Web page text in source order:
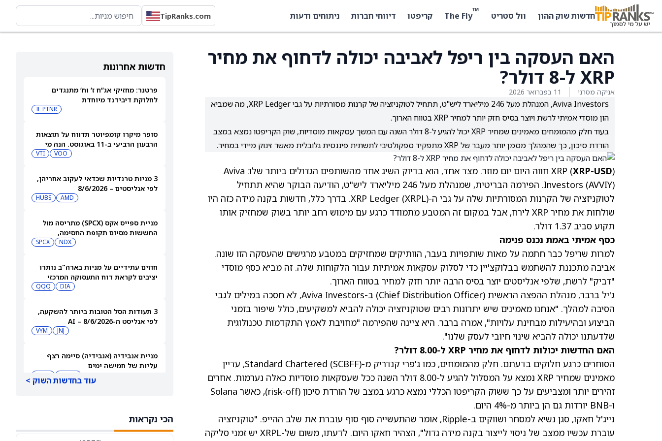
חדשות שוק ההון וול סטריט ™
The Fly קריפטו דיווחי חברות ניתוחים ודעות TipRanks.com
חדשות אחרונות
פרטנר: מחזיקי אג”ח ז’ וח’ מתנגדים
לחלוקת דיבידנד מיוחדת
IL:PTNR
סופר מיקרו קומפיוטר תדווח על תוצאות
הרבעון הרביעי ב-11 באוגוסט. הנה מי
VOO
VTI
3 מניות טרנדיות שכדאי לעקוב אחריהן,
לפי אנליסטים – 8/6/2026
AMD
HUBS
מניית ספייס אקס (SPCX) מתריסה מול
החששות מסיום תקופת החסימה,
NDX
SPCX
חוזים עתידיים על מניות בארה"ב נותרו
יציבים לקראת דוח התעסוקה המרכזי
DIA
QQQ
3 תעודות הסל הטובות ביותר להשקעה,
לפי אנליסט ה-AI – 8/6/2026
JNJ
VYM
מניית אנבידיה (אנבידיה) סיימה רצף
עליות של חמישה ימים
עוד בחדשות השוק >
הכי נקראות
האם העסקה בין ריפל לאביבה יכולה לדחוף את מחיר
XRP ל-8 דולר?
אניקה מסרני 11 בפברואר 2026
Aviva Investors, המנהלת מעל 246 מיליארד ליש"ט, תתחיל לטוקניזציה של קרנות מסורתיות על גבי XRP Ledger, מה שמביא
הון מוסדי אמיתי לרשת ויוצר בסיס חזק יותר למחיר XRP בטווח הארוך.
בעוד חלק מהמומחים מאמינים שמחיר XRP יכול להגיע ל-8 דולר השנה עם המשך עסקאות מוסדיות, שוק הקריפטו נמצא במצב
הורדת סיכון, כך שהמהלך מסמן יותר מעבר של XRP מתפקיד ספקולטיבי לתשתית פיננסית גלובלית מאשר זינוק מיידי במחיר.
XRP (XRP-USD
) חווה היום יום מוזר. מצד אחד, הוא בדיוק השיג אחד מהשותפים הגדולים ביותר שלו: Aviva
Investors (AVVIY)
. הפירמה הבריטית, שמנהלת מעל 246 מיליארד ליש"ט, הודיעה הבוקר שהיא תתחיל
לטוקניזציה של הקרנות המסורתיות שלה על גבי ה-XRP Ledger (XRPL). בדרך כלל, חדשות בקנה מידה כזה היו
שולחות את מחיר XRP לירח, אבל במקום זה המטבע מתמודד כרגע עם מימוש רחב יותר בשוק שמחזיק אותו
תקוע סביב 1.37 דולר.
כסף אמיתי באמת נכנס פנימה
למרות שריפל כבר חתמה על מאות שותפויות בעבר, הוותיקים שמחזיקים במטבע מרגישים שהעסקה הזו שונה.
אביבה מתכננת להשתמש בבלוקצ'יין כדי לסלוק עסקאות אמיתיות עבור הלקוחות שלה. זה מביא כסף מוסדי
"דביק" לרשת, שלפי אנליסטים יוצר בסיס הרבה יותר חזק למחיר בטווח הארוך.
ג'יל ברבר, מנהלת ההפצה הראשית (Chief Distribution Officer) ב-Aviva Investors, לא חסכה במילים לגבי
הסיבה למהלך. "אנחנו מאמינים שיש יתרונות רבים שטוקניזציה יכולה להביא למשקיעים, כולל שיפור בזמני
הביצוע ובהיעילות מבחינת עלויות", אמרה ברבר. היא ציינה שהפירמה "מחויבת לאמץ התקדמות טכנולוגית
שלדעתנו יכולה להביא שינוי חיובי לעסק שלנו".
האם החדשות יכולות לדחוף את מחיר XRP ל-8.00 דולר?
הסוחרים כרגע חלוקים בדעתם. חלק מהמומחים, כמו ג'פרי קנדריק מ-Standard Chartered(SCBFF)
, עדיין
מאמינים שמחיר XRP נמצא על המסלול להגיע ל-8.00 דולר השנה ככל שעסקאות מוסדיות כאלה נערמות. אחרים
זהירים יותר ומצביעים על כך ששוק הקריפטו הכללי נמצא כרגע במצב של הורדת סיכון (risk-off), כאשר Solana
ו-BNB יורדות גם הן ביותר מ-4% היום.
נייג'ל חאקו, סגן נשיא למסחר ושווקים ב-Ripple, אומר שהתעשייה סוף סוף עוברת את שלב ההייפ. "טוקניזציה
עוברת עכשיו ממצב של ניסוי לייצור בקנה מידה גדול", הצהיר חאקו היום. לדעתו, משום של-XRPL יש זמני סליקה